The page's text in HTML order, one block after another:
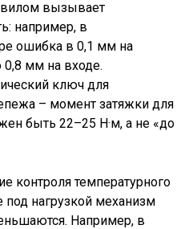
вызывает
например, в
ошибка в 0,1 мм на
0,8 мм на входе.
ключ для
– момент затяжки для
быть 22–25 Н·м, а не «до
контроля температурного
нагрузкой механизм
Например, в